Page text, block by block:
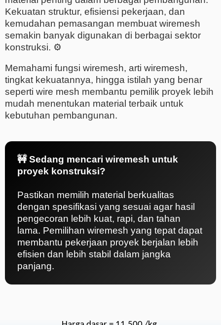
Kekuatan struktur, efisiensi pekerjaan, dan
kemudahan pemasangan membuat wiremesh
semakin banyak digunakan di berbagai sektor
konstruksi. ⚙️
Memahami fungsi wiremesh, arti wiremesh,
tingkat kekuatannya, hingga istilah yang benar
seperti wire mesh membantu pemilik proyek lebih
mudah menentukan material terbaik untuk
kebutuhan pembangunan.
🚧 Sedang mencari wiremesh untuk
proyek konstruksi?
Pastikan memilih material berkualitas
dengan spesifikasi yang sesuai agar hasil
pengecoran lebih kuat, rapi, dan tahan
lama. Pemilihan wiremesh yang tepat dapat
membantu pekerjaan proyek berjalan lebih
efisien dan lebih stabil dalam jangka
panjang.